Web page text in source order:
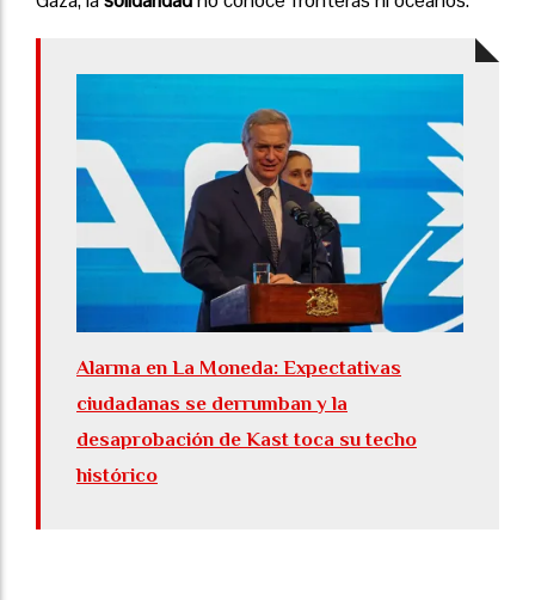
Alarma en La Moneda: Expectativas
ciudadanas se derrumban y la
desaprobación de Kast toca su techo
histórico